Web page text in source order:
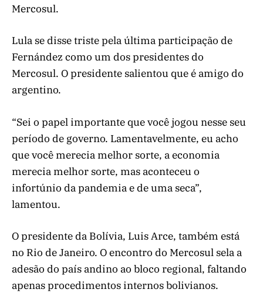
Mercosul.
Lula se disse triste pela última participação de
Fernández como um dos presidentes do
Mercosul. O presidente salientou que é amigo do
argentino.
“Sei o papel importante que você jogou nesse seu
período de governo. Lamentavelmente, eu acho
que você merecia melhor sorte, a economia
merecia melhor sorte, mas aconteceu o
infortúnio da pandemia e de uma seca”,
lamentou.
O presidente da Bolívia, Luis Arce, também está
no Rio de Janeiro. O encontro do Mercosul sela a
adesão do país andino ao bloco regional, faltando
apenas procedimentos internos bolivianos.